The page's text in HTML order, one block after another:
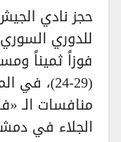
حجز نادي
للدوري
فوزاً ثميناً
(29-24)،
الجلاء في